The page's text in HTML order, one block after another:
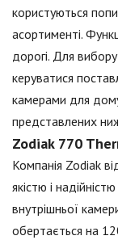
користуються
асортименті.
дорогі. Для
керуватися
камерами для
представлених
Zodiak 770
Компанія Zodiak
якістю і
внутрішньої
обертається на